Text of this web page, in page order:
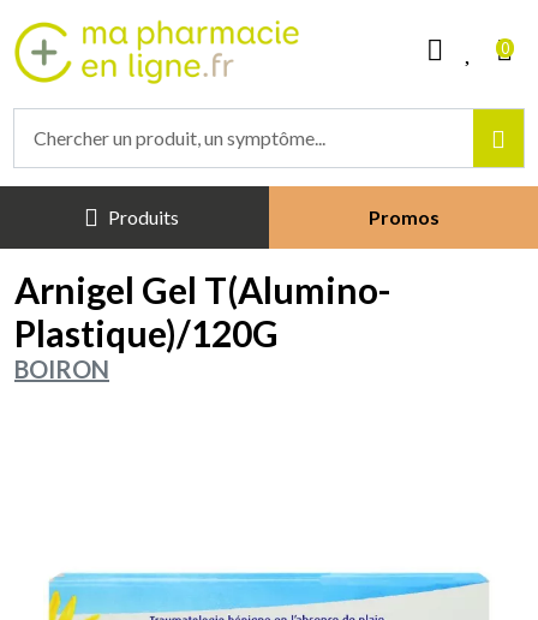
0
Produits Promos
Arnigel Gel T(Alumino-
Plastique)/120G
BOIRON